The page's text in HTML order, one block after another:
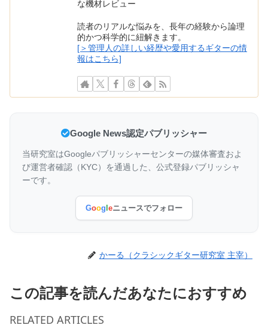
な機材レビュー
読者のリアルな悩みを、長年の経験から論理
的かつ科学的に紐解きます。
[＞管理人の詳しい経歴や愛用するギターの情
報はこちら]
Google News認定パブリッシャー
当研究室はGoogleパブリッシャーセンターの媒体審査およ
び運営者確認（KYC）を通過した、公式登録パブリッシャ
ーです。
Goog eニュースでフォロー
かーる（クラシックギター研究室 主宰）
この記事を読んだあなたにおすすめ
RELATED ARTICLES